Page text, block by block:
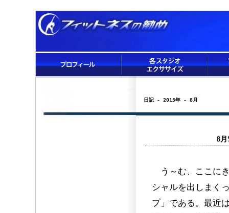
日記 - 2015年 - 8月
8
う～む、ここに
シャルを出しまく
プ」である。最近